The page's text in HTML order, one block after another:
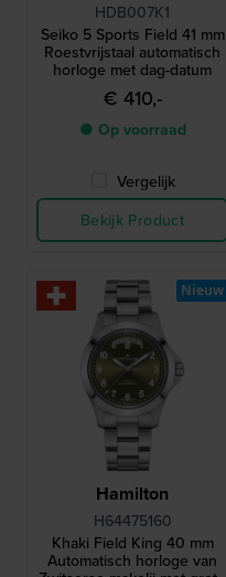
HDB007K1
Seiko 5 Sports Field 41 mm
Roestvrijstaal automatisch
horloge met dag-datum
€ 410,-
● Op voorraad
Vergelijk
Bekijk Product
Hamilton
H64475160
Khaki Field King 40 mm
Automatisch horloge van
Nieuw